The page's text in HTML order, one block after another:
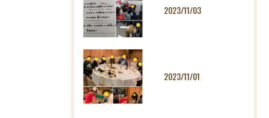
2023/11/03
2023/11/01